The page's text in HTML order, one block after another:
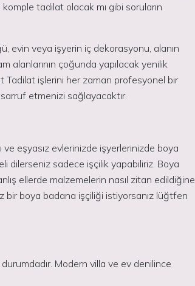
tadilat olacak mı gibi soruların
evin veya işyerin iç dekorasyonu, alanın
alanlarının çoğunda yapılacak yenilik
Tadilat işlerini her zaman profesyonel bir
etmenizi sağlayacaktır.
eşyasız evlerinizde işyerlerinizde boya
dilerseniz sadece işçilik yapabiliriz. Boya
ellerde malzemelerin nasıl zitan edildiğine
bir boya badana işçiliği istiyorsanız lüğtfen
Modern villa ve ev denilince